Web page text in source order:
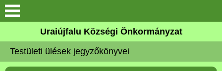
Köszöntő
Elérhetőségek
Uraiújfalu Községi Önkormányzat
Testületi ülések jegyzőkönyvei